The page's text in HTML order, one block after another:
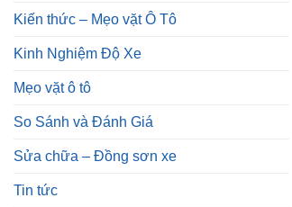
Kiến thức – Mẹo vặt Ô Tô
Kinh Nghiệm Độ Xe
Mẹo vặt ô tô
So Sánh và Đánh Giá
Sửa chữa – Đồng sơn xe
Tin tức